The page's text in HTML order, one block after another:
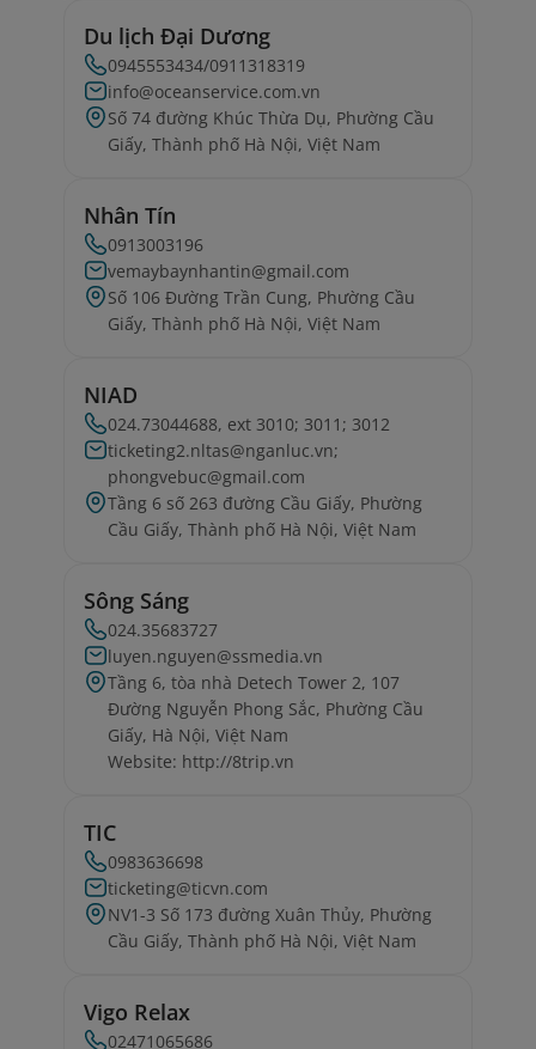
Du lịch Đại Dương
0945553434/0911318319
info@oceanservice.com.vn
Số 74 đường Khúc Thừa Dụ, Phường Cầu
Giấy, Thành phố Hà Nội, Việt Nam
Nhân Tín
0913003196
vemaybaynhantin@gmail.com
Số 106 Đường Trần Cung, Phường Cầu
Giấy, Thành phố Hà Nội, Việt Nam
NIAD
024.73044688, ext 3010; 3011; 3012
ticketing2.nltas@nganluc.vn;
phongvebuc@gmail.com
Tầng 6 số 263 đường Cầu Giấy, Phường
Cầu Giấy, Thành phố Hà Nội, Việt Nam
Sông Sáng
024.35683727
luyen.nguyen@ssmedia.vn
Tầng 6, tòa nhà Detech Tower 2, 107
Đường Nguyễn Phong Sắc, Phường Cầu
Giấy, Hà Nội, Việt Nam
Website: http://8trip.vn
TIC
0983636698
ticketing@ticvn.com
NV1-3 Số 173 đường Xuân Thủy, Phường
Cầu Giấy, Thành phố Hà Nội, Việt Nam
Vigo Relax
02471065686